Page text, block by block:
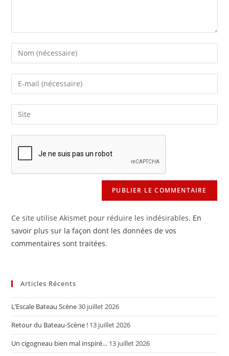
Enter
your
name
comment
Enter
your
email
address
Saisir
l’URL
de
votre
site
(facultatif)
Ce site utilise Akismet pour réduire les indésirables. En
savoir plus sur la façon dont les données de vos
commentaires sont traitées.
Articles Récents
L’Escale Bateau Scène30 juillet 2026
Retour du Bateau-Scène ! 13 juillet 2026
Un cigogneau bien mal inspiré… 13 juillet 2026